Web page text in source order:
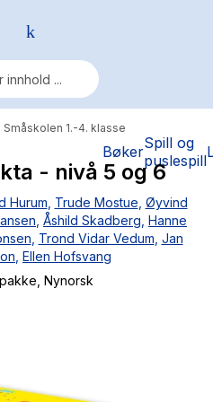
BøkerSpill og
puslespill
Småskolen 1.-4. klasse
- nivå 5 og 6
Hurum Trude Mostue Øyvind
Åshild Skadberg Hanne
Trond Vidar Vedum Jan
Ellen Hofsvang
, Nynorsk